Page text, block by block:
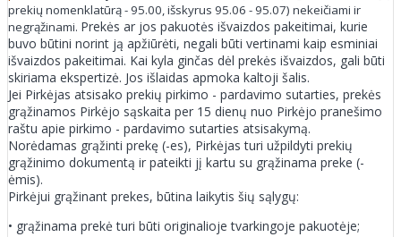
prekių nomenklatūrą - 95.00, išskyrus 95.06 - 95.07) nekeičiami ir
negrąžinami. Prekės ar jos pakuotės išvaizdos pakeitimai, kurie
buvo būtini norint ją apžiūrėti, negali būti vertinami kaip esminiai
išvaizdos pakeitimai. Kai kyla ginčas dėl prekės išvaizdos, gali būti
skiriama ekspertizė. Jos išlaidas apmoka kaltoji šalis.
Jei Pirkėjas atsisako prekių pirkimo - pardavimo sutarties, prekės
grąžinamos Pirkėjo sąskaita per 15 dienų nuo Pirkėjo pranešimo
raštu apie pirkimo - pardavimo sutarties atsisakymą.
Norėdamas grąžinti prekę (-es), Pirkėjas turi užpildyti prekių
grąžinimo dokumentą ir pateikti jį kartu su grąžinama preke (-
ėmis).
Pirkėjui grąžinant prekes, būtina laikytis šių sąlygų:
• grąžinama prekė turi būti originalioje tvarkingoje pakuotėje;